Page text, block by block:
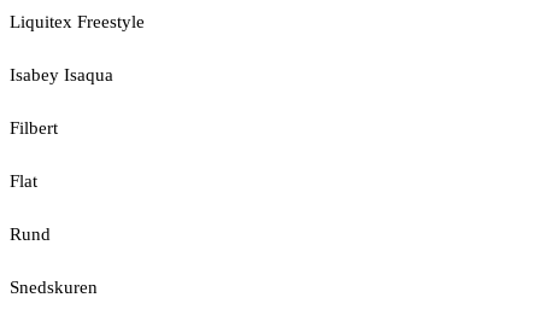
Liquitex Freestyle
Isabey Isaqua
Filbert
Flat
Rund
Snedskuren